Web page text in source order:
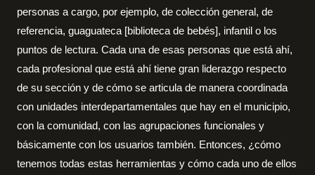
personas a cargo, por ejemplo, de colección general, de
referencia, guaguateca [biblioteca de bebés], infantil o los
puntos de lectura. Cada una de esas personas que está ahí,
cada profesional que está ahí tiene gran liderazgo respecto
de su sección y de cómo se articula de manera coordinada
con unidades interdepartamentales que hay en el municipio,
con la comunidad, con las agrupaciones funcionales y
básicamente con los usuarios también. Entonces, ¿cómo
tenemos todas estas herramientas y cómo cada uno de ellos